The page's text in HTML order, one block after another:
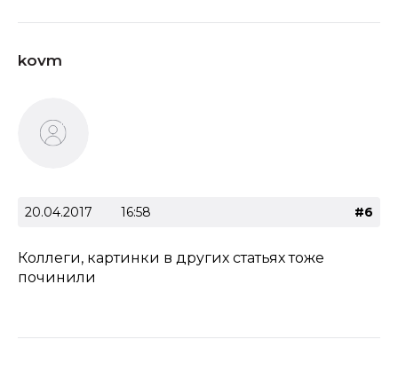
kovm
20.04.2017 16:58 #6
Коллеги, картинки в других статьях тоже
починили